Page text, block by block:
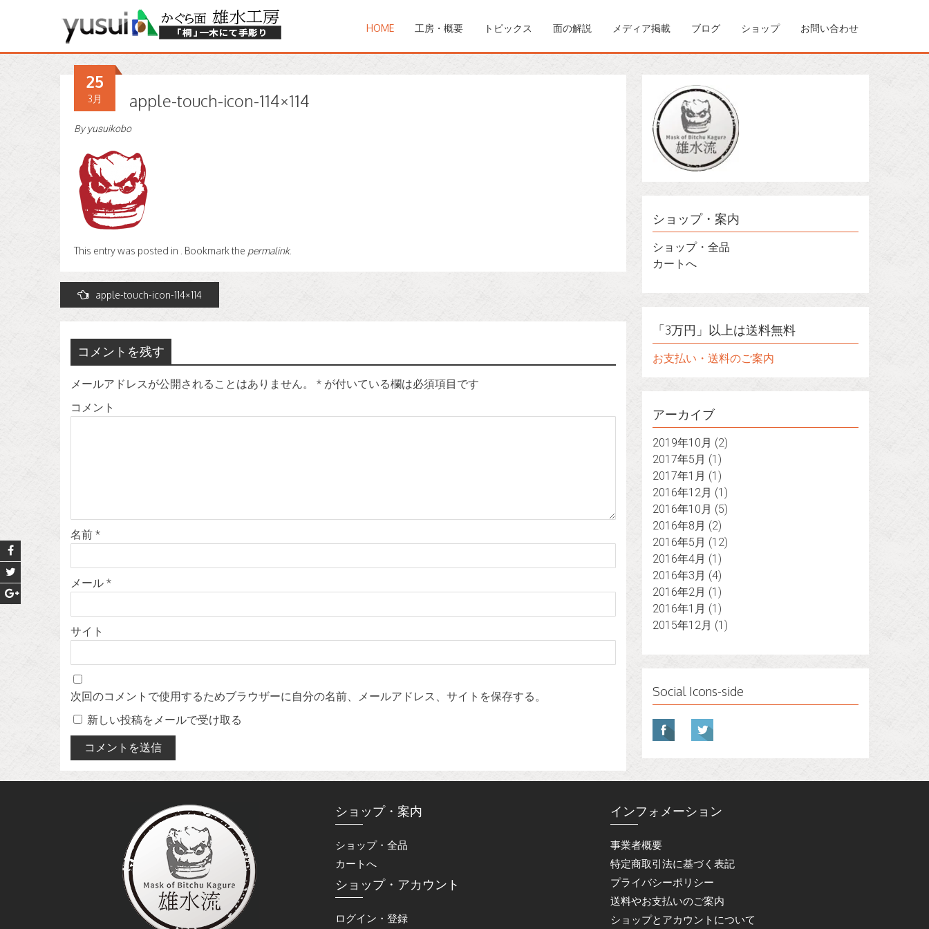
HOME 工房・概要 トピックス 面の解説 メディア掲載 ブログ ショップ お問い合わせ
apple-touch-icon-114×114
25
3月
By yusuikobo
This entry was posted in . Bookmark the permalink.
ナ
ビ
ゲ
ー
apple-touch-icon-114×114
コメントを残す
メールアドレスが公開されることはありません。 * が付いている欄は必須項目です
コメント
名前 *
メール *
サイト
次回のコメントで使用するためブラウザーに自分の名前、メールアドレス、サイトを保存する。
新しい投稿をメールで受け取る
ショップ・案内
ショップ・全品
カートへ
「3万円」以上は送料無料
お支払い・送料のご案内
アーカイブ
2019年10月 (2)
2017年5月 (1)
2017年1月 (1)
2016年12月 (1)
2016年10月 (5)
2016年8月 (2)
2016年5月 (12)
2016年4月 (1)
2016年3月 (4)
2016年2月 (1)
2016年1月 (1)
2015年12月 (1)
Social Icons-side
ショップ・案内
ショップ・全品
カートへ
ショップ・アカウント
ログイン・登録
インフォメーション
事業者概要
特定商取引法に基づく表記
プライバシーポリシー
送料やお支払いのご案内
ショップとアカウントについて